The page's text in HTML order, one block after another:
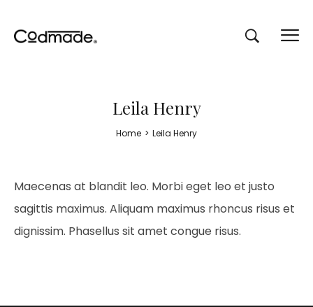
Leila Henry
Home > Leila Henry
Maecenas at blandit leo. Morbi eget leo et justo
sagittis maximus. Aliquam maximus rhoncus risus et
dignissim. Phasellus sit amet congue risus.